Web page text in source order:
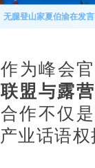
无腿登山家夏伯渝在发言
作为峰会
盟与露
作不仅
业话语